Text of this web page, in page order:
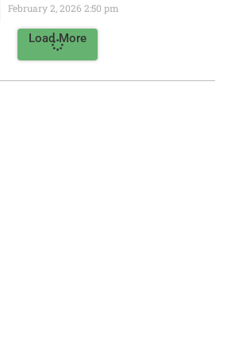
February 2, 20262:50 pm
Load More